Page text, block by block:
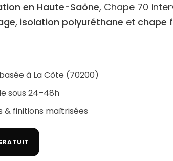
en Haute-Saône, Chape 70
, isolation polyuréthane et chape
à La Côte (70200)
sous 24–48h
finitions maîtrisées